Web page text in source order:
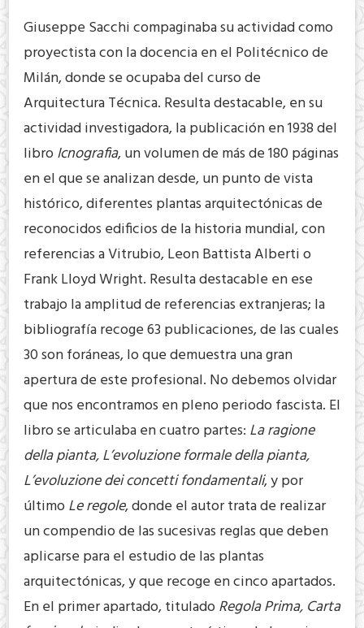
Giuseppe Sacchi compaginaba su actividad como
proyectista con la docencia en el Politécnico de
Milán, donde se ocupaba del curso de
Arquitectura Técnica. Resulta destacable, en su
actividad investigadora, la publicación en 1938 del
libroIcnografia, un volumen de más de 180 páginas
en el que se analizan desde, un punto de vista
histórico, diferentes plantas arquitectónicas de
reconocidos edificios de la historia mundial, con
referencias a Vitrubio, Leon Battista Alberti o
Frank Lloyd Wright. Resulta destacable en ese
trabajo la amplitud de referencias extranjeras; la
bibliografía recoge 63 publicaciones, de las cuales
30 son foráneas, lo que demuestra una gran
apertura de este profesional. No debemos olvidar
que nos encontramos en pleno periodo fascista. El
libro se articulaba en cuatro partes: La ragione
della pianta, L’evoluzione formale della pianta,
L’evoluzione dei concetti fondamentali, y por
últimoLe regole, donde el autor trata de realizar
un compendio de las sucesivas reglas que deben
aplicarse para el estudio de las plantas
arquitectónicas, y que recoge en cinco apartados.
En el primer apartado, tituladoRegola Prima, Carta